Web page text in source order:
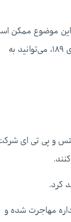
می‌شوند و این موضوع ممکن
آیلتس و پی تی ای
سوی اداره مهاجرت شده و